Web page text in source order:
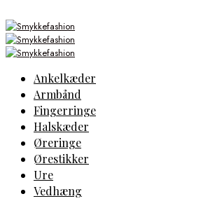
Ankelkæder
Armbånd
Fingerringe
Halskæder
Øreringe
Ørestikker
Ure
Vedhæng